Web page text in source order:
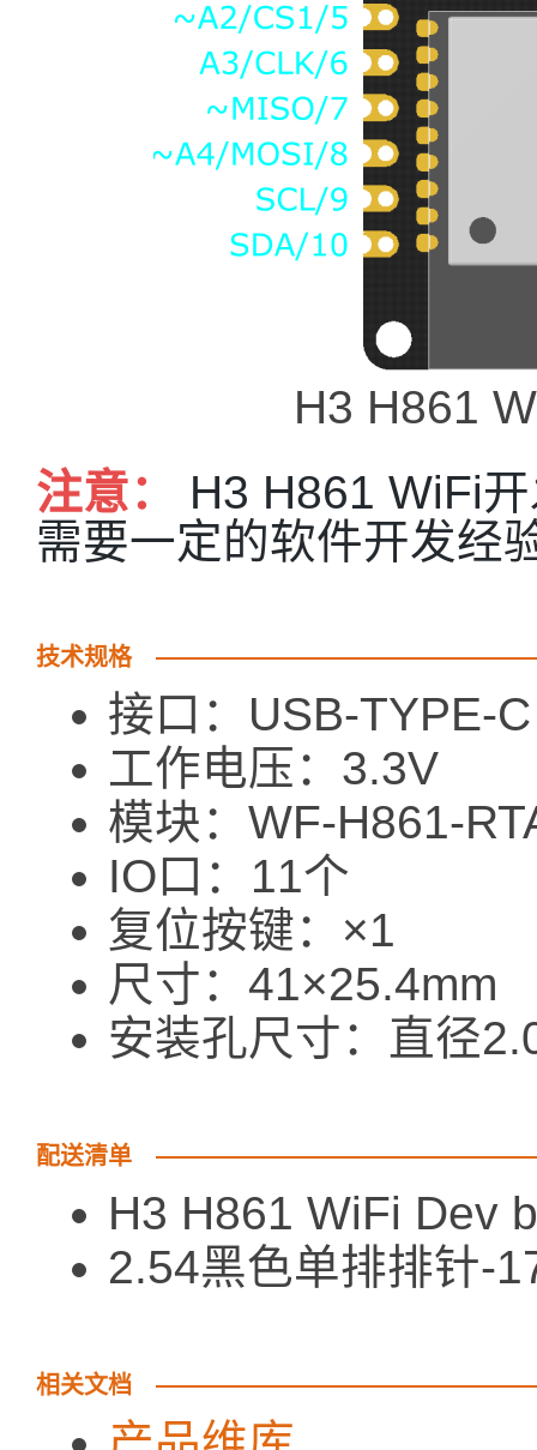
H3 H861
注意：
H3 H861 WiFi
需要一定的软件开发经
技术规格
接口：USB-TYPE-C
工作电压：3.3V
模块：WF-H861-
IO口：11个
复位按键：×1
尺寸：41×25.4mm
安装孔尺寸：直径
配送清单
H3 H861 WiFi
2.54黑色单排排针-
相关文档